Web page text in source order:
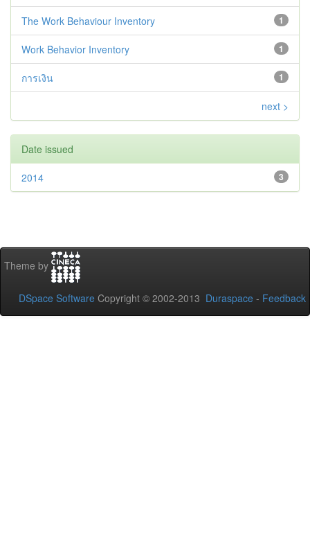
1
The Work Behaviour Inventory
1
Work Behavior Inventory
1
การเงิน
next >
Date issued
3
2014
Theme by
DSpace Software Copyright © 2002-2013 Duraspace - Feedback